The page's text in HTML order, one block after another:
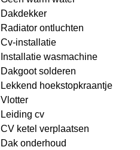
Dakdekker
Radiator ontluchten
Cv-installatie
Installatie wasmachine
Dakgoot solderen
Lekkend hoekstopkraantje
Vlotter
Leiding cv
CV ketel verplaatsen
Dak onderhoud